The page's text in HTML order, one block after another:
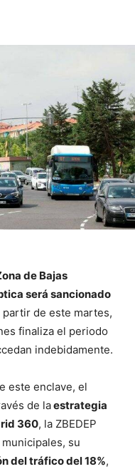
de Bajas
será sancionado
partir de este martes,
finaliza el periodo
indebidamente.
este enclave, el
de laestrategia
360, la ZBEDEP
su
del tráfico del 18%,